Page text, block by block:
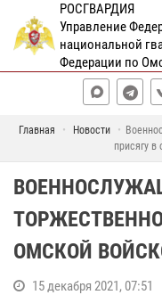
РОСГВАРДИЯ
Управление
национальной
Федерации по
Главная Новости
присягу
ОМСКОЙ
15 декабря 2021, 07:51